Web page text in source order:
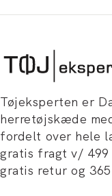
Tøjeksperten er
herretøjskæde
fordelt over hele
gratis fragt v/ 499
gratis retur og